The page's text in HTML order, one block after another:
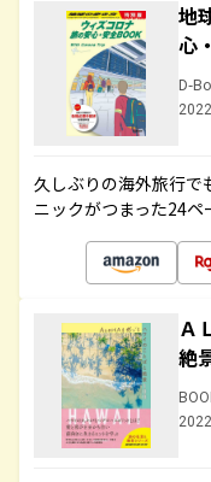
地
心
D-
久しぶりの海外旅行で
ニックがつまった24
Ａ
絶